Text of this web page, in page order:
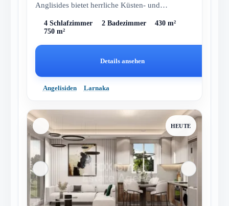
Anglisides bietet herrliche Küsten- und
4 Schlafzimmer 2 Badezimmer
430 m²
750 m²
Details ansehen
Angelisiden Larnaka
HEUTE